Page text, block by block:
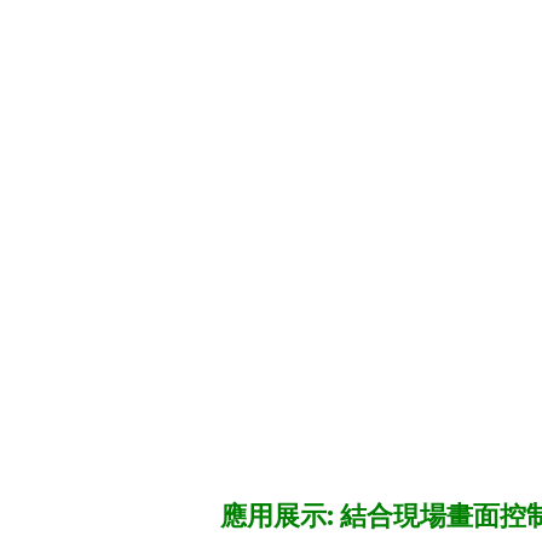
應用展示: 結合現場畫面控